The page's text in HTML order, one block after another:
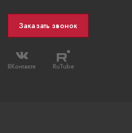
Заказать звонок
ВКонтакте RuTube